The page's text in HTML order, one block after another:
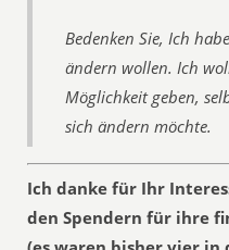
Bedenken Sie, Ich
ändern wollen. Ich
Möglichkeit geben,
sich ändern möchte.
Ich danke für Ihr
den Spendern für ihre